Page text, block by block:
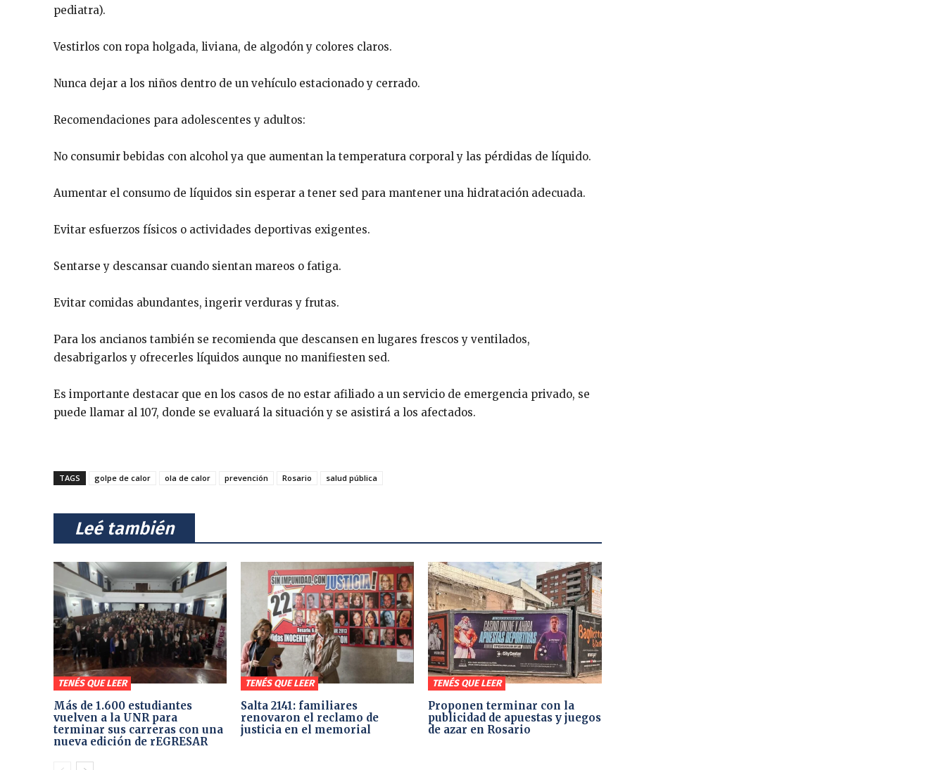
pediatra).
Vestirlos con ropa holgada, liviana, de algodón y colores claros.
Nunca dejar a los niños dentro de un vehículo estacionado y cerrado.
Recomendaciones para adolescentes y adultos:
No consumir bebidas con alcohol ya que aumentan la temperatura corporal y las pérdidas de líquido.
Aumentar el consumo de líquidos sin esperar a tener sed para mantener una hidratación adecuada.
Evitar esfuerzos físicos o actividades deportivas exigentes.
Sentarse y descansar cuando sientan mareos o fatiga.
Evitar comidas abundantes, ingerir verduras y frutas.
Para los ancianos también se recomienda que descansen en lugares frescos y ventilados,
desabrigarlos y ofrecerles líquidos aunque no manifiesten sed.
Es importante destacar que en los casos de no estar afiliado a un servicio de emergencia privado, se
puede llamar al 107, donde se evaluará la situación y se asistirá a los afectados.
TAGS golpe de calor ola de calor prevención Rosario salud pública
⠀Leé también⠀
TENÉS QUE LEER
Más de 1.600 estudiantes
vuelven a la UNR para
terminar sus carreras con una
nueva edición de rEGRESAR
TENÉS QUE LEER
Salta 2141: familiares
renovaron el reclamo de
justicia en el memorial
TENÉS QUE LEER
Proponen terminar con la
publicidad de apuestas y juegos
de azar en Rosario